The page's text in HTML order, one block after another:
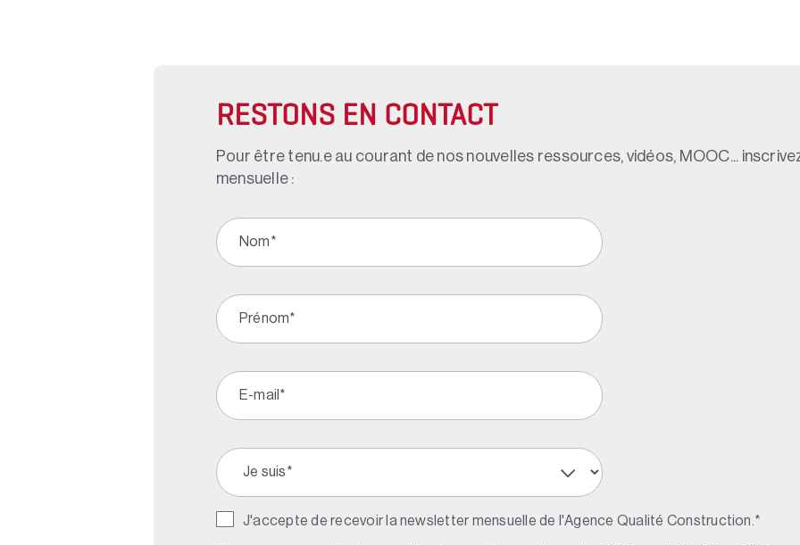
RESTONS EN CONTACT
Pour être tenu.e au courant de nos nouvelles ressources, vidéos, MOOC...
mensuelle :
J'accepte de recevoir la newsletter mensuelle de l'Agence Qualité Construction. *